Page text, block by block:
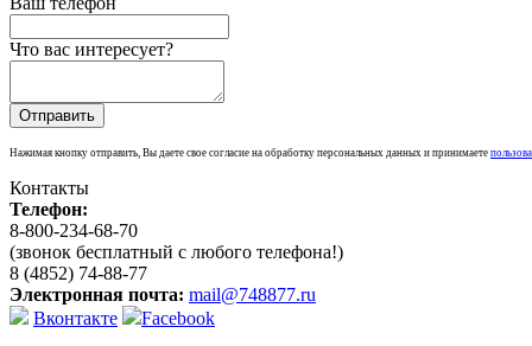
Что вас интересует?
Нажимая кнопку отправить, Вы даете свое согласие на обработку персональных данных и принимаете
Контакты
Телефон:
8-800-234-68-70
(звонок бесплатный с любого телефона!)
8 (4852) 74-88-77
Электронная почта: mail@748877.ru
Вконтакте
Facebook